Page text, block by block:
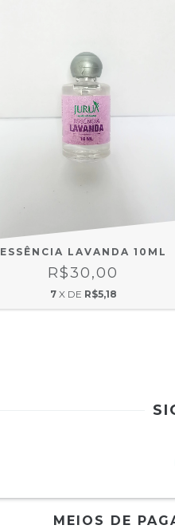
ESSÊNCIA LAVANDA 10ML
R$30,00
7 X DE R$5,18
MEIOS DE